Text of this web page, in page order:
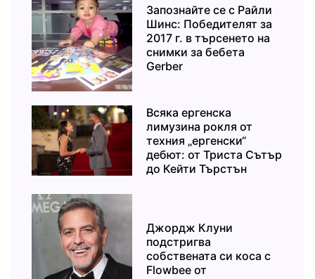
Запознайте се с Райли
Шинс: Победителят за
2017 г. в търсенето на
снимки за бебета
Gerber
Всяка ергенска
лимузина рокля от
техния „ергенски“
дебют: от Триста Сътър
до Кейти Търстън
Джордж Клуни
подстригва
собствената си коса с
Flowbee от